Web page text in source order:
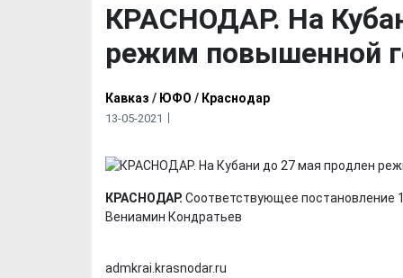
КРАСНОДАР. На
режим повышенной
Кавказ / ЮФО / Краснодар
13-05-2021
КРАСНОДАР. Соответствующее постановление
Вениамин Кондратьев
admkrai.krasnodar.ru